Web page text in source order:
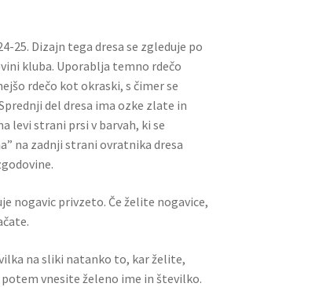
25. Dizajn tega dresa se zgleduje po
kluba. Uporablja temno rdečo
rdečo kot okraski, s čimer se
del dresa ima ozke zlate in
levi strani prsi v barvah, ki se
na zadnji strani ovratnika dresa
nogavic privzeto. Če želite nogavice,
na sliki natanko to, kar želite,
vnesite želeno ime in številko.